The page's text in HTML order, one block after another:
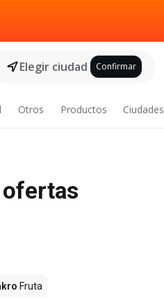
Elegir ciudad Confirmar
Otros Productos Ciudades
Fruta